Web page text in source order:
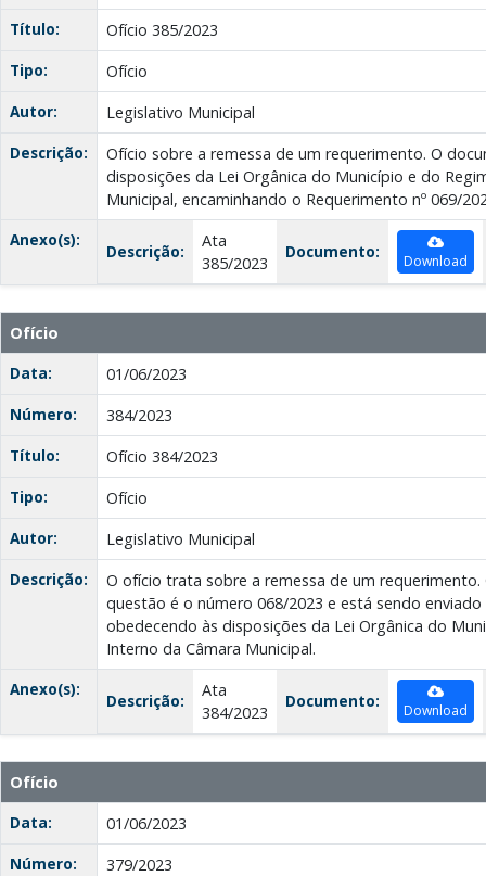
Título:
Ofício 385/2023
Tipo:
Ofício
Autor:
Legislativo Municipal
Descrição:
Ofício sobre a remessa de um requerimento. O
disposições da Lei Orgânica do Município e do
Municipal, encaminhando o Requerimento nº 069/
Anexo(s):
Descrição:
Ata
385/2023
Documento: Download
Ofício
Data:
01/06/2023
Número:
384/2023
Título:
Ofício 384/2023
Tipo:
Ofício
Autor:
Legislativo Municipal
Descrição:
O ofício trata sobre a remessa de um
questão é o número 068/2023 e está sendo
obedecendo às disposições da Lei Orgânica do
Interno da Câmara Municipal.
Anexo(s):
Descrição:
Ata
384/2023
Documento: Download
Ofício
Data:
01/06/2023
Número:
379/2023